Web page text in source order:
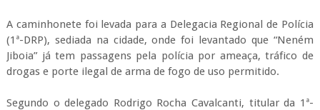
A caminhonete foi levada para a Delegacia Regional de Polícia
(1ª-DRP), sediada na cidade, onde foi levantado que “Neném
Jiboia” já tem passagens pela polícia por ameaça, tráfico de
drogas e porte ilegal de arma de fogo de uso permitido.
Segundo o delegado Rodrigo Rocha Cavalcanti, titular da 1ª-